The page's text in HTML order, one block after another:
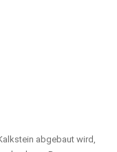
abgebaut wird,